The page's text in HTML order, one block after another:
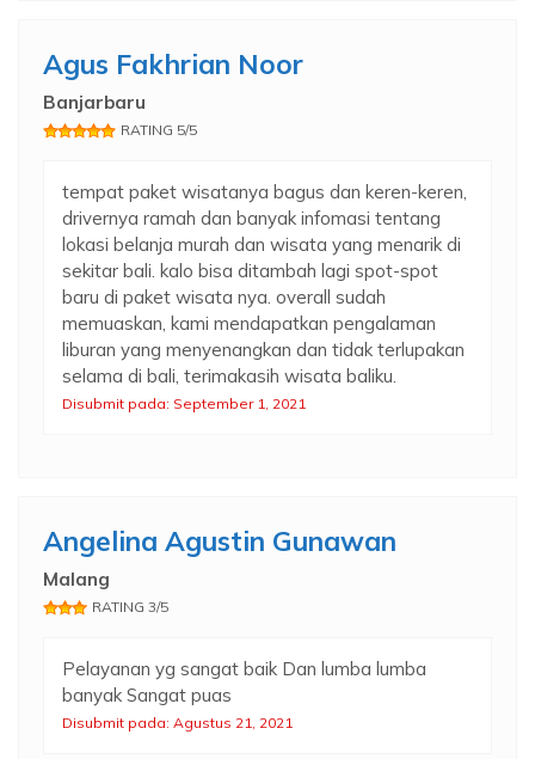
Agus Fakhrian Noor
Banjarbaru
RATING 5/5
tempat paket wisatanya bagus dan keren-keren,
drivernya ramah dan banyak infomasi tentang
lokasi belanja murah dan wisata yang menarik di
sekitar bali. kalo bisa ditambah lagi spot-spot
baru di paket wisata nya. overall sudah
memuaskan, kami mendapatkan pengalaman
liburan yang menyenangkan dan tidak terlupakan
selama di bali, terimakasih wisata baliku.
Disubmit pada: September 1, 2021
Angelina Agustin Gunawan
Malang
RATING 3/5
Pelayanan yg sangat baik Dan lumba lumba
banyak Sangat puas
Disubmit pada: Agustus 21, 2021